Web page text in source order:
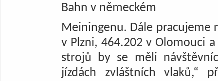
Bahn v německém
Meiningenu. Dále pracujeme
v Plzni, 464.202 v Olomouci
strojů by se měli
jízdách zvláštních vlaků,“